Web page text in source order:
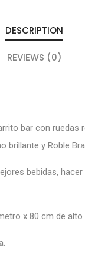
DESCRIPTION
REVIEWS (0)
bar con ruedas
brillante y Roble
bebidas,
x 80 cm de alto